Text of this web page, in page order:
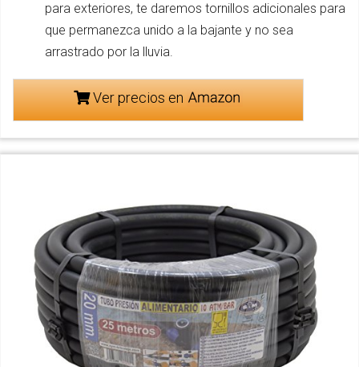
para exteriores, te daremos tornillos adicionales para
que permanezca unido a la bajante y no sea
arrastrado por la lluvia.
Ver precios en